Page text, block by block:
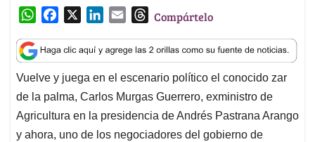
W
a
t
s
A
p
p
c
e
b
o
o
k
n
k
e
d
I
n
a
i
l
T
r
e
a
d
s
Compártelo
Vuelve y juega en el escenario político el conocido zar
de la palma, Carlos Murgas Guerrero, exministro de
Agricultura en la presidencia de Andrés Pastrana Arango
y ahora, uno de los negociadores del gobierno de